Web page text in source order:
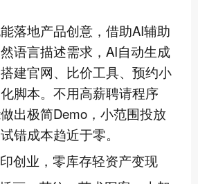
落地产品创意，借助AI辅助
语言描述需求，AI自动生成
建官网、比价工具、预约小
脚本。不用高薪聘请程序
出极简Demo，小范围投放
错成本趋近于零。
创业，零库存轻资产变现